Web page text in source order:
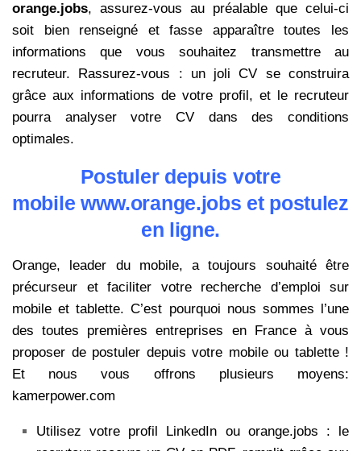
orange.jobs, assurez-vous au préalable que celui-ci
soit bien renseigné et fasse apparaître toutes les
informations que vous souhaitez transmettre au
recruteur. Rassurez-vous : un joli CV se construira
grâce aux informations de votre profil, et le recruteur
pourra analyser votre CV dans des conditions
optimales.
Postuler depuis votre
mobile www.orange.jobs et postulez
en ligne.
Orange, leader du mobile, a toujours souhaité être
précurseur et faciliter votre recherche d’emploi sur
mobile et tablette. C’est pourquoi nous sommes l’une
des toutes premières entreprises en France à vous
proposer de postuler depuis votre mobile ou tablette !
Et nous vous offrons plusieurs moyens:
kamerpower.com
Utilisez votre profil LinkedIn ou orange.jobs : le